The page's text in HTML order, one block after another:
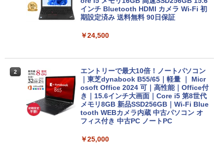
インチ Bluetooth HDMI カメラ Wi-Fi 初
期設定済み 送料無料 90日保証
￥24,500
2
エントリーで最大10倍！ノートパソコン
｜東芝dynabook B55/65｜軽量 ｜ Micr
osoft Office 2024 可｜高性能｜Office付
き｜15.6インチ大画面｜Core i5 第8世代
メモリ8GB 新品SSD256GB｜Wi-Fi Blue
tooth WEBカメラ内蔵 中古パソコン オ
フィス付き 中古PC ノートPC
￥25,000